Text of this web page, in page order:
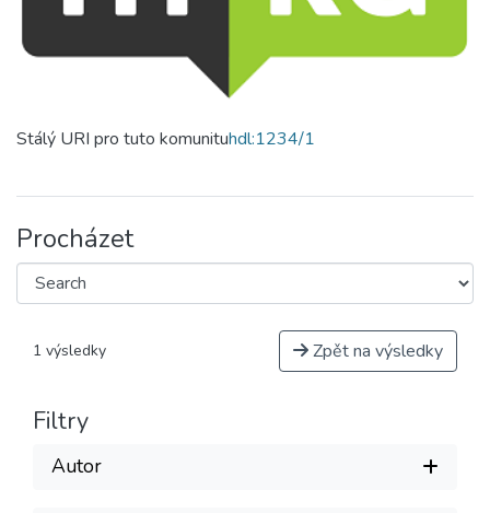
Stálý URI pro tuto komunituhdl:1234/1
Procházet
1 výsledky Zpět na výsledky
Filtry
Autor